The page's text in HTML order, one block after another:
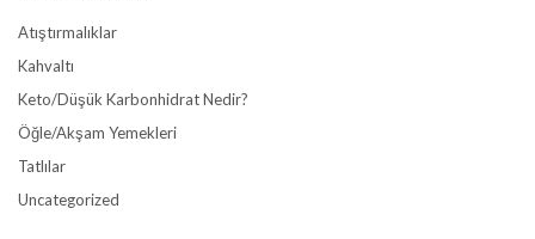
Atıştırmalıklar
Kahvaltı
Keto/Düşük Karbonhidrat Nedir?
Öğle/Akşam Yemekleri
Tatlılar
Uncategorized